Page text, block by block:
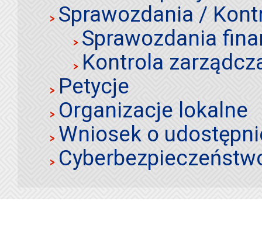
Sprawozdania /
Sprawozdania
Kontrola
Petycje
Organizacje lokalne
Wniosek o